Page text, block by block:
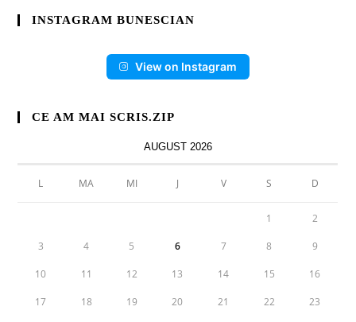
INSTAGRAM BUNESCIAN
View on Instagram
CE AM MAI SCRIS.ZIP
AUGUST 2026
L MA MI J V S D
1 2
3 4 5 6 7 8 9
10 11 12 13 14 15 16
17 18 19 20 21 22 23